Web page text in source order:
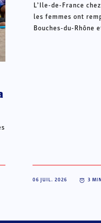
L’Ile-de-France
les femmes ont
Bouches-du-Rhône
06 JUIL. 2026 3